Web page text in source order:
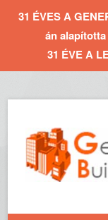
31 ÉVES A
án
31 ÉVE A